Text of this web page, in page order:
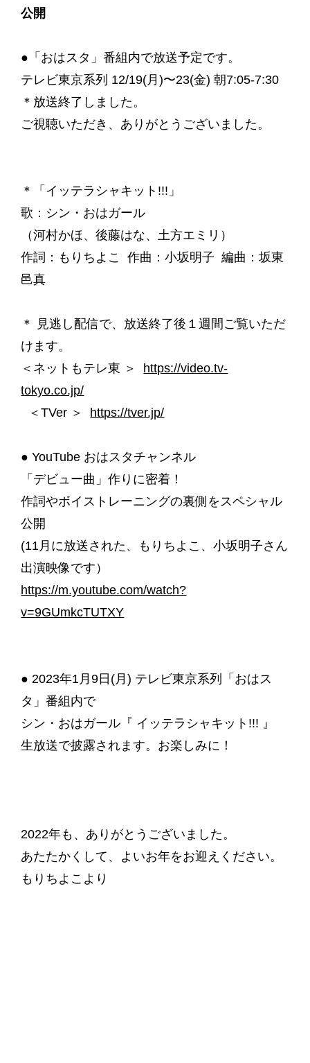
公開
●「おはスタ」番組内で放送予定です。
テレビ東京系列 12/19(月)〜23(金) 朝7:05-7:30
＊放送終了しました。
ご視聴いただき、ありがとうございました。
＊「イッテラシャキット!!!」
歌：シン・おはガール
（河村かほ、後藤はな、土方エミリ）
作詞：もりちよこ 作曲：小坂明子 編曲：坂東
邑真
＊ 見逃し配信で、放送終了後１週間ご覧いただ
けます。
＜ネットもテレ東 ＞ https://video.tv-
tokyo.co.jp/
＜TVer ＞ https://tver.jp/
● YouTube おはスタチャンネル
「デビュー曲」作りに密着！
作詞やボイストレーニングの裏側をスペシャル
公開
(11月に放送された、もりちよこ、小坂明子さん
出演映像です）
https://m.youtube.com/watch?
v=9GUmkcTUTXY
● 2023年1月9日(月) テレビ東京系列「おはス
タ」番組内で
シン・おはガール『 イッテラシャキット!!! 』
生放送で披露されます。お楽しみに！
2022年も、ありがとうございました。
あたたかくして、よいお年をお迎えください。
もりちよこより